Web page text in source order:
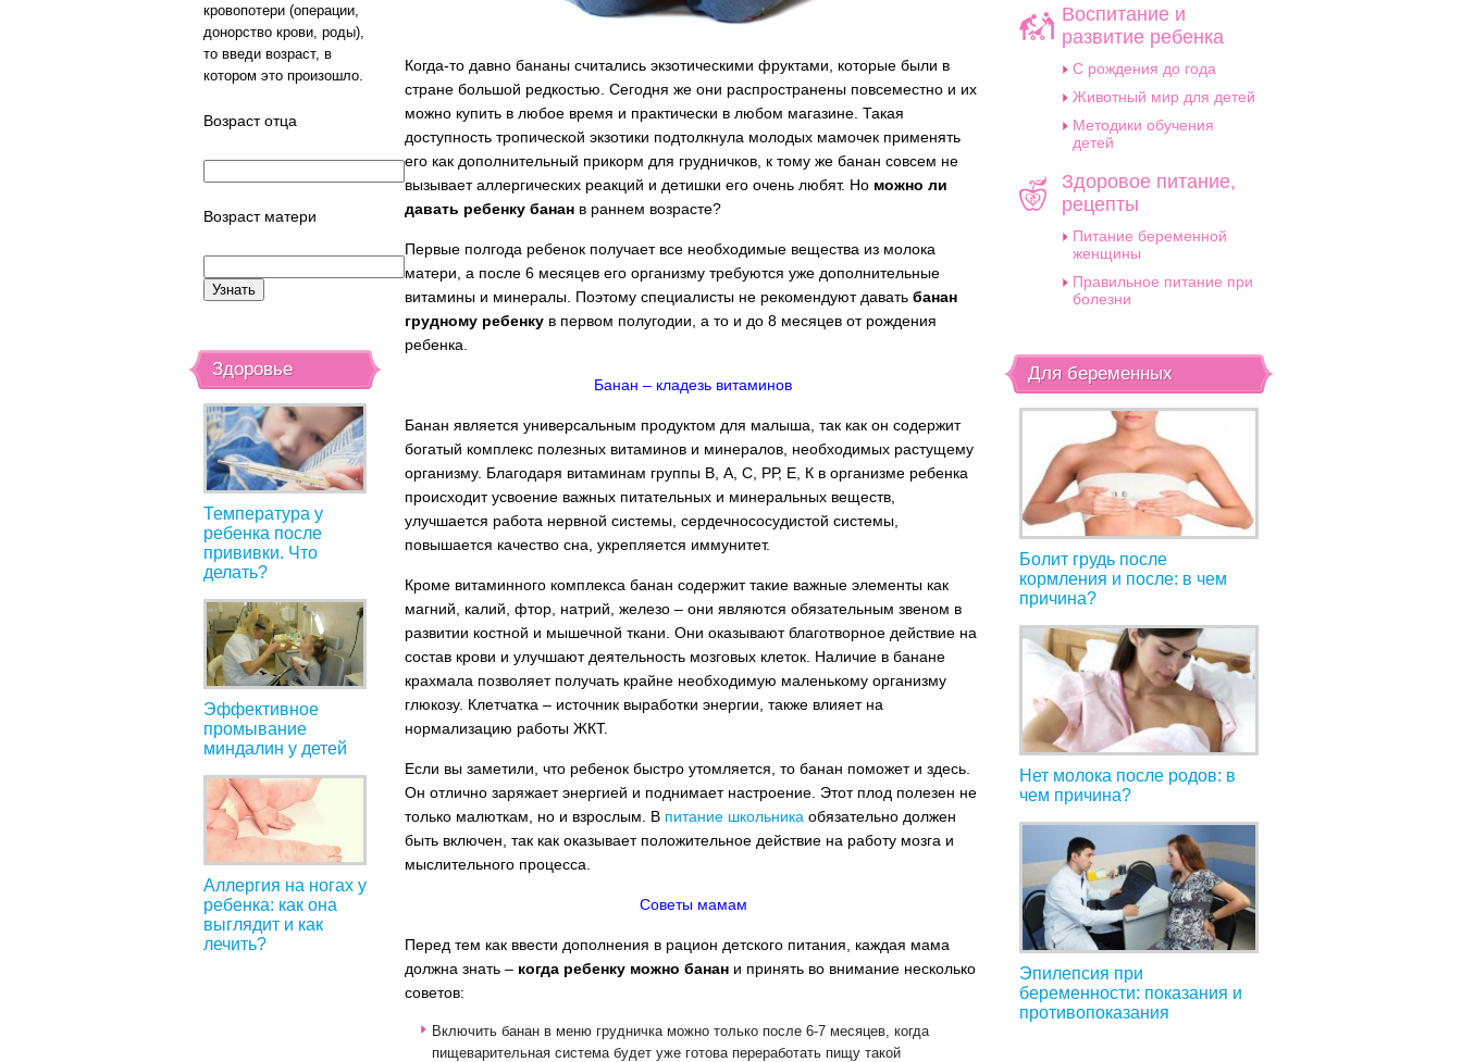
Когда-то давно бананы считались экзотическими фруктами, которые были в
стране большой редкостью. Сегодня же они распространены повсеместно и их
можно купить в любое время и практически в любом магазине. Такая
доступность тропической экзотики подтолкнула молодых мамочек применять
его как дополнительный прикорм для грудничков, к тому же банан совсем не
вызывает аллергических реакций и детишки его очень любят. Но можно ли
давать ребенку банан в раннем возрасте?
Первые полгода ребенок получает все необходимые вещества из молока
матери, а после 6 месяцев его организму требуются уже дополнительные
витамины и минералы. Поэтому специалисты не рекомендуют даватьбанан
грудному ребенку в первом полугодии, а то и до 8 месяцев от рождения
ребенка.
Банан – кладезь витаминов
Банан является универсальным продуктом для малыша, так как он содержит
богатый комплекс полезных витаминов и минералов, необходимых растущему
организму. Благодаря витаминам группы В, А, С, РР, Е, К в организме ребенка
происходит усвоение важных питательных и минеральных веществ,
улучшается работа нервной системы, сердечнососудистой системы,
повышается качество сна, укрепляется иммунитет.
Кроме витаминного комплекса банан содержит такие важные элементы как
магний, калий, фтор, натрий, железо – они являются обязательным звеном в
развитии костной и мышечной ткани. Они оказывают благотворное действие на
состав крови и улучшают деятельность мозговых клеток. Наличие в банане
крахмала позволяет получать крайне необходимую маленькому организму
глюкозу. Клетчатка – источник выработки энергии, также влияет на
нормализацию работы ЖКТ.
Если вы заметили, что ребенок быстро утомляется, то банан поможет и здесь.
Он отлично заряжает энергией и поднимает настроение. Этот плод полезен не
только малюткам, но и взрослым. В питание школьника обязательно должен
быть включен, так как оказывает положительное действие на работу мозга и
мыслительного процесса.
Советы мамам
Перед тем как ввести дополнения в рацион детского питания, каждая мама
должна знать – когда ребенку можно банан и принять во внимание несколько
советов:
Включить банан в меню грудничка можно только после 6-7 месяцев, когда
пищеварительная система будет уже готова переработать пищу такой
кровопотери (операции,
донорство крови, роды),
то введи возраст, в
котором это произошло.
Возраст отца
Возраст матери
Здоровье
Температура у
ребенка после
прививки. Что
делать?
Эффективное
промывание
миндалин у детей
Аллергия на ногах у
ребенка: как она
выглядит и как
лечить?
Воспитание и
развитие ребенка
C рождения до года
Животный мир для детей
Методики обучения
детей
Здоровое питание,
рецепты
Питание беременной
женщины
Правильное питание при
болезни
Для беременных
Болит грудь после
кормления и после: в чем
причина?
Нет молока после родов: в
чем причина?
Эпилепсия при
беременности: показания и
противопоказания